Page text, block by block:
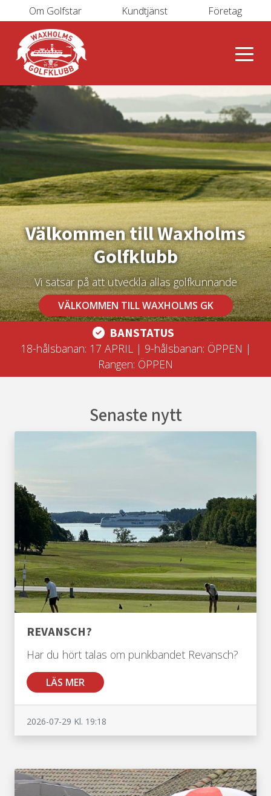
Om Golfstar Kundtjänst Företag
Välkommen till Waxholms
Golfklubb
Vi satsar på att utveckla allas golfkunnande
VÄLKOMMEN TILL WAXHOLMS GK
BANSTATUS
18-hålsbanan: 17 APRIL | 9-hålsbanan: ÖPPEN |
Rangen: ÖPPEN
Senaste nytt
REVANSCH?
Har du hört talas om punkbandet Revansch?
LÄS MER
2026-07-29 Kl. 19:18